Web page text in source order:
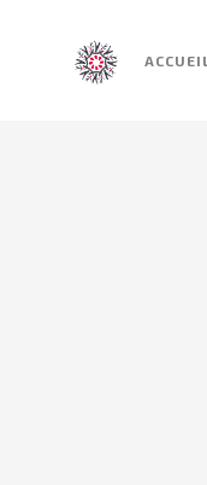
ACCUEIL